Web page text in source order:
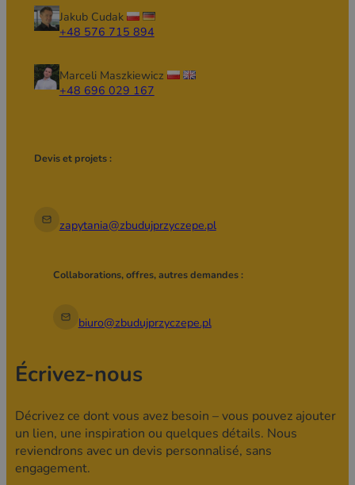
Roue jockey Knott
Remorque équipée d’un éclairage
routier complet conforme au code
Grill de contact rainuré
pour bacs GN 1/1 et H 150 mm
Petit congélateur coffre 298l
Façade en panneaux composites
type Dibond
Façade – Impression sur film
Jakub Cudak
+48 576 715 894
Marceli Maszkiewicz
+48 696 029 167
Devis et projets :
zapytania@zbudujprzyczepe.pl
Collaborations, offres, autres demandes :
biuro@zbudujprzyczepe.pl
Écrivez-nous
Décrivez ce dont vous avez besoin – vous pouvez ajouter
un lien, une inspiration ou quelques détails. Nous
reviendrons avec un devis personnalisé, sans
engagement.